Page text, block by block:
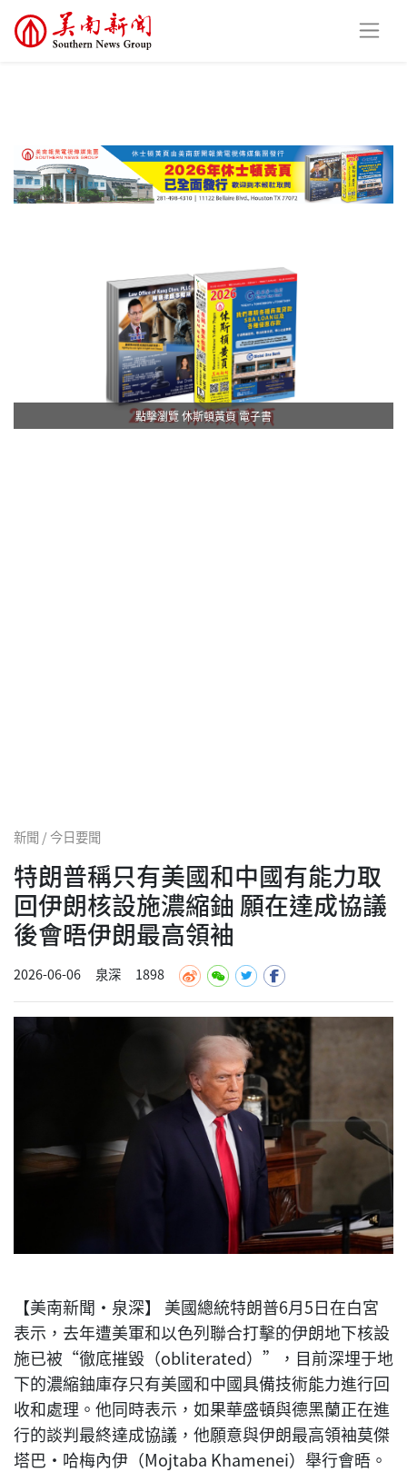
點擊瀏覽 休斯頓黃頁 電子書
新聞 / 今日要聞
特朗普稱只有美國和中國有能力取
回伊朗核設施濃縮鈾 願在達成協議
後會晤伊朗最高領袖
2026-06-06 泉深 1898
【美南新聞·泉深】 美國總統特朗普6月5日在白宮
表示，去年遭美軍和以色列聯合打擊的伊朗地下核設
施已被“徹底摧毀（obliterated）”，目前深埋于地
下的濃縮鈾庫存只有美國和中國具備技術能力進行回
收和處理。他同時表示，如果華盛頓與德黑蘭正在進
行的談判最終達成協議，他願意與伊朗最高領袖莫傑
塔巴·哈梅內伊（Mojtaba Khamenei）舉行會晤。